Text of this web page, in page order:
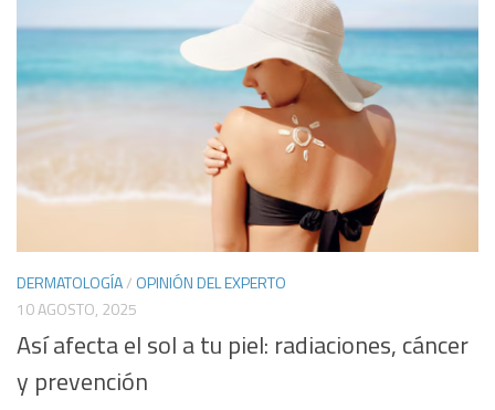
DERMATOLOGÍA/ OPINIÓN DEL EXPERTO
10 AGOSTO, 2025
Así afecta el sol a tu piel: radiaciones, cáncer
y prevención